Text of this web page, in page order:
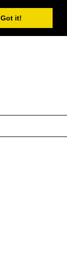
Got it!